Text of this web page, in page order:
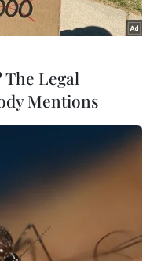
The Legal
Mentions